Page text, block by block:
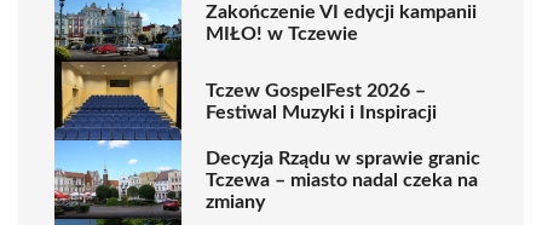
Zakończenie VI edycji kampanii
MIŁO! w Tczewie
Tczew GospelFest 2026 –
Festiwal Muzyki i Inspiracji
Decyzja Rządu w sprawie granic
Tczewa – miasto nadal czeka na
zmiany